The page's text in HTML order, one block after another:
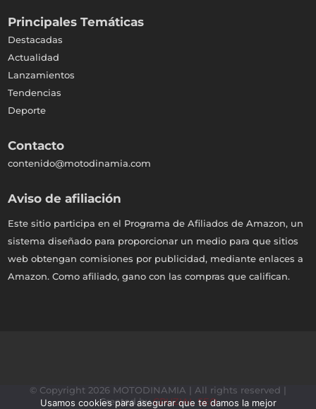
Principales Temáticas
Destacadas
Actualidad
Lanzamientos
Tendencias
Deporte
Contacto
contenido@motodinamia.com
Aviso de afiliación
Este sitio participa en el Programa de Afiliados de Amazon, un
sistema diseñado para proporcionar un medio para que sitios
web obtengan comisiones por publicidad, mediante enlaces a
Amazon. Como afiliado, gano con las compras que califican.
© Copyright 2026 MOTODINAMIA | All rights reserved |
Created byCRUZIAL SEO
Usamos cookies para asegurar que te damos la mejor